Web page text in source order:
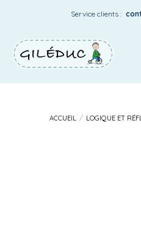
Service clients :
Notre catalogue Votre compte
ACCUEIL / LOGIQUE ET